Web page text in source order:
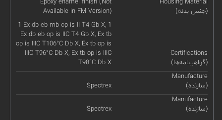
(جنس بدنه)
Available in FM Version)
Certifications
(گواهینامه‌ها)
1 Ex db eb mb op is II T4 Gb X, 1
Ex db eb op is IIC T4 Gb X, Ex tb
op is IIIC T106°C Db X, Ex tb op is
IIIC T96°C Db X, Ex tb op is IIIC
T98°C Db X
Manufacture
(سازنده)
Spectrex
Manufacture
(سازنده)
Spectrex